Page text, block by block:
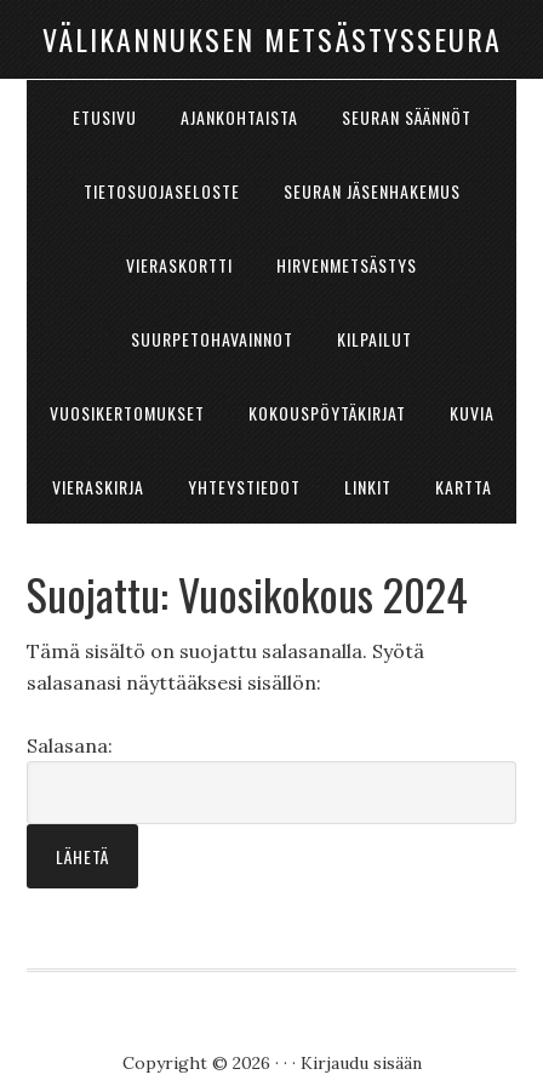
VÄLIKANNUKSEN METSÄSTYSSEURA
ETUSIVU AJANKOHTAISTA SEURAN SÄÄNNÖT
TIETOSUOJASELOSTE SEURAN JÄSENHAKEMUS
VIERASKORTTI HIRVENMETSÄSTYS
SUURPETOHAVAINNOT KILPAILUT
VUOSIKERTOMUKSET KOKOUSPÖYTÄKIRJAT KUVIA
VIERASKIRJA YHTEYSTIEDOT LINKIT KARTTA
Suojattu: Vuosikokous 2024
Tämä sisältö on suojattu salasanalla. Syötä
salasanasi näyttääksesi sisällön:
Salasana:
Copyright © 2026 · · · Kirjaudu sisään